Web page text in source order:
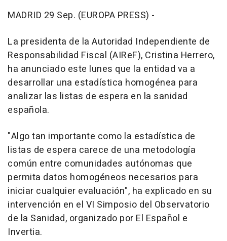
MADRID 29 Sep. (EUROPA PRESS) -
La presidenta de la Autoridad Independiente de
Responsabilidad Fiscal (AIReF), Cristina Herrero,
ha anunciado este lunes que la entidad va a
desarrollar una estadística homogénea para
analizar las listas de espera en la sanidad
española.
"Algo tan importante como la estadística de
listas de espera carece de una metodología
común entre comunidades autónomas que
permita datos homogéneos necesarios para
iniciar cualquier evaluación", ha explicado en su
intervención en el VI Simposio del Observatorio
de la Sanidad, organizado por El Español e
Invertia.